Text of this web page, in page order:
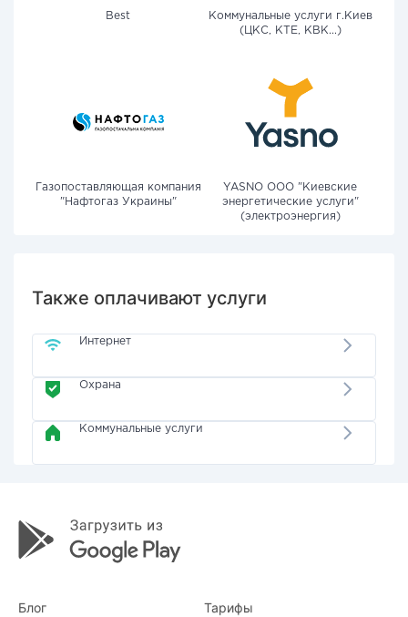
Best
Коммунальные услуги г.Киев
(ЦКС, КТЕ, КВК...)
Газопоставляющая компания
"Нафтогаз Украины"
YASNO OOO "Киевские
энергетические услуги"
(электроэнергия)
Также оплачивают услуги
Интернет
Охрана
Коммунальные услуги
Блог Тарифы